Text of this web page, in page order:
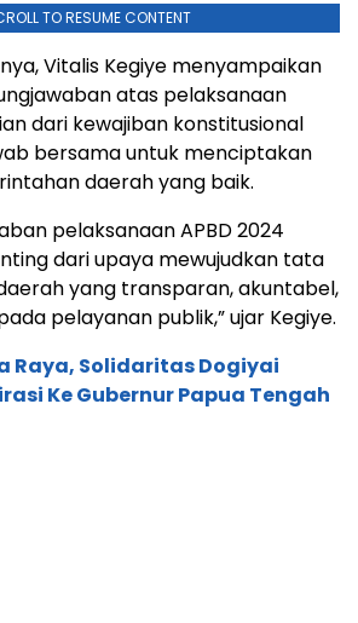
TO RESUME CONTENT
Vitalis Kegiye menyampaikan
atas pelaksanaan
dari kewajiban konstitusional
bersama untuk menciptakan
daerah yang baik.
pelaksanaan APBD 2024
dari upaya mewujudkan tata
yang transparan, akuntabel,
pelayanan publik,” ujar Kegiye.
Raya, Solidaritas Dogiyai
Ke Gubernur Papua Tengah